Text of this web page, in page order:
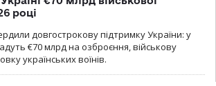
році
довгострокову підтримку України: у
€70 млрд на озброєння, військову
українських воїнів.